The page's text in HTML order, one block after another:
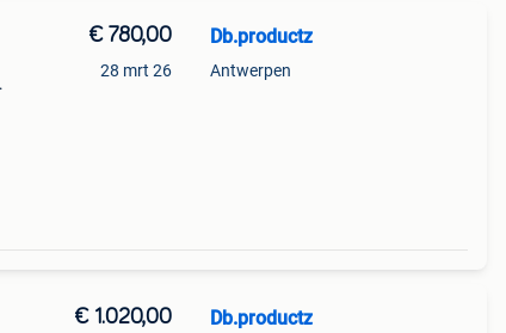
€ 780,00
28 mrt 26
Db.productz
Antwerpen
€ 1.020,00 Db.productz